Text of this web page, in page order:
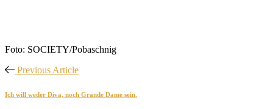
Foto: SOCIETY/Pobaschnig
Previous Article
Ich will weder Diva, noch Grande Dame sein.